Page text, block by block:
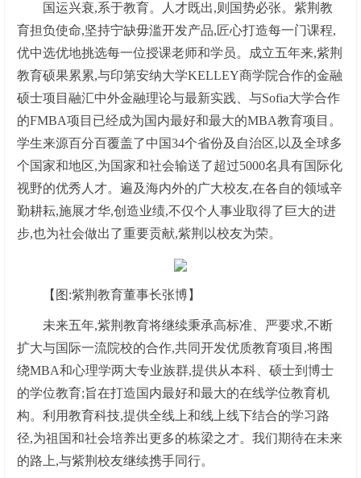
国运兴衰,系于教育。人才既出,则国势必张。紫荆教
育担负使命,坚持宁缺毋滥开发产品,匠心打造每一门课程,
优中选优地挑选每一位授课老师和学员。成立五年来,紫荆
教育硕果累累,与印第安纳大学KELLEY商学院合作的金融
硕士项目融汇中外金融理论与最新实践、与Sofia大学合作
的FMBA项目已经成为国内最好和最大的MBA教育项目。
学生来源百分百覆盖了中国34个省份及自治区,以及全球多
个国家和地区,为国家和社会输送了超过5000名具有国际化
视野的优秀人才。遍及海内外的广大校友,在各自的领域辛
勤耕耘,施展才华,创造业绩,不仅个人事业取得了巨大的进
步,也为社会做出了重要贡献,紫荆以校友为荣。
【图:紫荆教育董事长张博】
未来五年,紫荆教育将继续秉承高标准、严要求,不断
扩大与国际一流院校的合作,共同开发优质教育项目,将围
绕MBA和心理学两大专业族群,提供从本科、硕士到博士
的学位教育;旨在打造国内最好和最大的在线学位教育机
构。利用教育科技,提供全线上和线上线下结合的学习路
径,为祖国和社会培养出更多的栋梁之才。我们期待在未来
的路上,与紫荆校友继续携手同行。